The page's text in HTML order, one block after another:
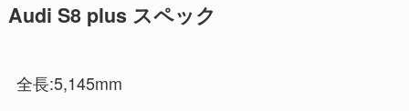
Audi S8 plus スペック
全長:5,145mm